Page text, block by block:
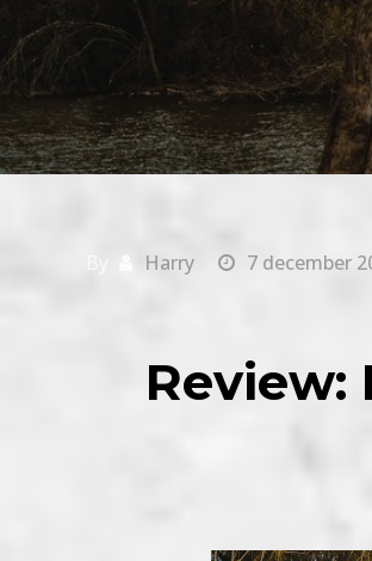
Harry 7 december
Review: